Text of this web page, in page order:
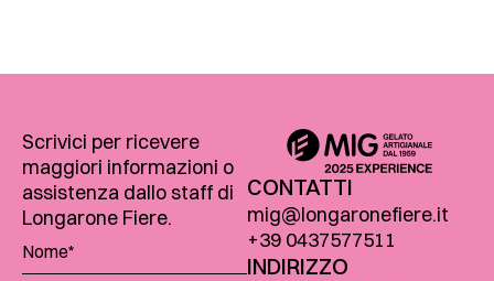
Scrivici per ricevere
maggiori informazioni o
assistenza dallo staff di
Longarone Fiere.
CONTATTI
mig@longaronefiere.it
+39 0437577511
INDIRIZZO